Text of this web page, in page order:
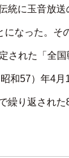
統に玉音放
なった。そ
された「全
和57）年4
繰り返され